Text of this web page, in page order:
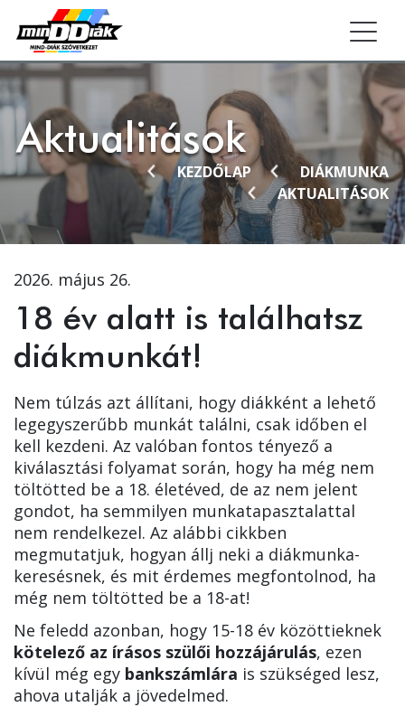
Aktualitások
KEZDŐLAP
DIÁKMUNKA
AKTUALITÁSOK
2026. május 26.
18 év alatt is találhatsz
diákmunkát!
Nem túlzás azt állítani, hogy diákként a lehető
legegyszerűbb munkát találni, csak időben el
kell kezdeni. Az valóban fontos tényező a
kiválasztási folyamat során, hogy ha még nem
töltötted be a 18. életéved, de az nem jelent
gondot, ha semmilyen munkatapasztalattal
nem rendelkezel. Az alábbi cikkben
megmutatjuk, hogyan állj neki a diákmunka-
keresésnek, és mit érdemes megfontolnod, ha
még nem töltötted be a 18-at!
Ne feledd azonban, hogy 15-18 év közöttieknek
kötelező az írásos szülői hozzájárulás, ezen
kívül még egy bankszámlára is szükséged lesz,
ahova utalják a jövedelmed.